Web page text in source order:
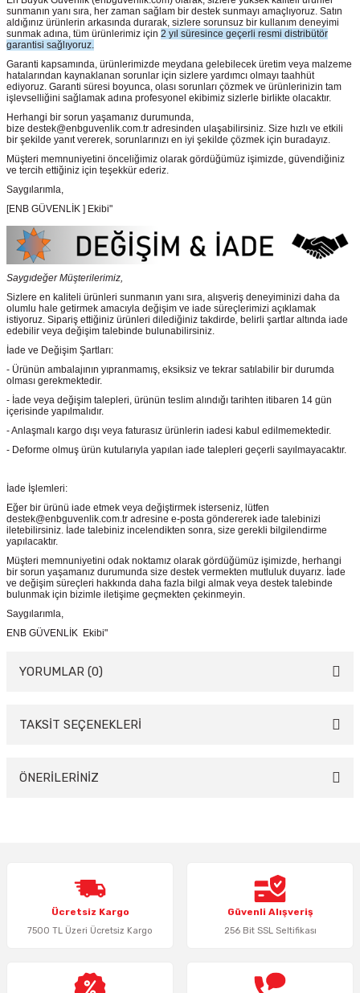
sunmanın yanı sıra, her zaman sağlam bir destek sunmayı amaçlıyoruz. Satın
aldığınız ürünlerin arkasında durarak, sizlere sorunsuz bir kullanım deneyimi
sunmak adına, tüm ürünlerimiz için 2 yıl süresince geçerli resmi distribütör
garantisi sağlıyoruz.
Garanti kapsamında, ürünlerimizde meydana gelebilecek üretim veya malzeme
hatalarından kaynaklanan sorunlar için sizlere yardımcı olmayı taahhüt
ediyoruz. Garanti süresi boyunca, olası sorunları çözmek ve ürünlerinizin tam
işlevselliğini sağlamak adına profesyonel ekibimiz sizlerle birlikte olacaktır.
Herhangi bir sorun yaşamanız durumunda,
bize destek@enbguvenlik.com.tr adresinden ulaşabilirsiniz. Size hızlı ve etkili
bir şekilde yanıt vererek, sorunlarınızı en iyi şekilde çözmek için buradayız.
Müşteri memnuniyetini önceliğimiz olarak gördüğümüz işimizde, güvendiğiniz
ve tercih ettiğiniz için teşekkür ederiz.
Saygılarımla,
[ENB GÜVENLİK ] Ekibi"
Saygıdeğer Müşterilerimiz,
Sizlere en kaliteli ürünleri sunmanın yanı sıra, alışveriş deneyiminizi daha da
olumlu hale getirmek amacıyla değişim ve iade süreçlerimizi açıklamak
istiyoruz. Sipariş ettiğiniz ürünleri dilediğiniz takdirde, belirli şartlar altında iade
edebilir veya değişim talebinde bulunabilirsiniz.
İade ve Değişim Şartları:
- Ürünün ambalajının yıpranmamış, eksiksiz ve tekrar satılabilir bir durumda
olması gerekmektedir.
- İade veya değişim talepleri, ürünün teslim alındığı tarihten itibaren 14 gün
içerisinde yapılmalıdır.
- Anlaşmalı kargo dışı veya faturasız ürünlerin iadesi kabul edilmemektedir.
- Deforme olmuş ürün kutularıyla yapılan iade talepleri geçerli sayılmayacaktır.
İade İşlemleri:
Eğer bir ürünü iade etmek veya değiştirmek isterseniz, lütfen
destek@enbguvenlik.com.tr adresine e-posta göndererek iade talebinizi
iletebilirsiniz. İade talebiniz incelendikten sonra, size gerekli bilgilendirme
yapılacaktır.
Müşteri memnuniyetini odak noktamız olarak gördüğümüz işimizde, herhangi
bir sorun yaşamanız durumunda size destek vermekten mutluluk duyarız. İade
ve değişim süreçleri hakkında daha fazla bilgi almak veya destek talebinde
bulunmak için bizimle iletişime geçmekten çekinmeyin.
Saygılarımla,
ENB GÜVENLİK Ekibi"
YORUMLAR (0)
Bu ürüne ilk yorumu siz yapın!
TAKSİT SEÇENEKLERİ
ÖNERİLERİNİZ
Ürün resmi kalitesiz, bozuk veya görüntülenemiyor.
Ürün açıklamasında eksik bilgiler bulunuyor.
Ürün bilgilerinde hatalar bulunuyor.
Bu ürüne benzer farklı alternatifler olmalı.
Ücretsiz Kargo
7500 TL Üzeri Ücretsiz Kargo
Güvenli Alışveriş
256 Bit SSL Seltifikası